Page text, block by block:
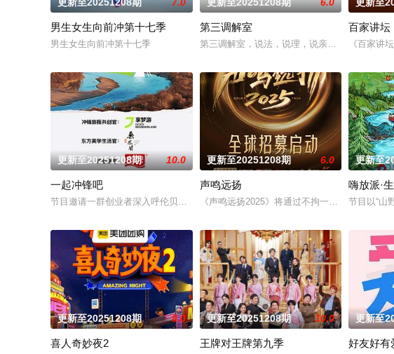
男生女生向前冲第十七季
男生女生向前冲第十七季
第三调解室
第三调解室，说法，说理，说亲情。第三调解
百家讲坛
《百家讲
更新至20251208期 10.0
一起冲锋吧
节目邀请一群创业者深入呼伦贝尔鄂伦春地区，展开一场聚焦青年能量与价值创造的
更新至20251208期 6.0
声鸣远扬
《声鸣远扬2025》将通过不拘一格的创作逻辑
更新至
嗨放派·
节目以“山
更新至20251208期 8.0
喜人奇妙夜2
更新至20251208期 10.0
王牌对王牌第九季
更新至
好友好有